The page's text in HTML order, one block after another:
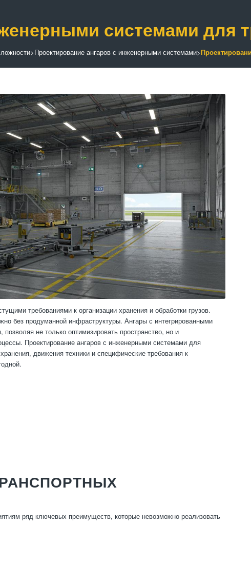
системами для
>Проектирование ангаров с инженерными системами>
требованиями к организации хранения и обработки грузов.
без продуманной инфраструктуры. Ангары с интегрированными
не только оптимизировать пространство, но и
Проектирование ангаров с инженерными системами для
движения техники и специфические требования к
ряд ключевых преимуществ, которые невозможно реализовать